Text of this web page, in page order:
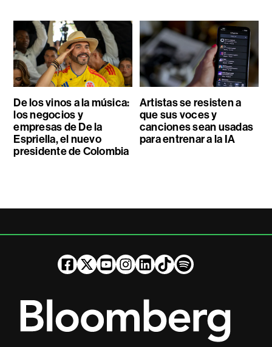
De los vinos a la música:
los negocios y
empresas de De la
Espriella, el nuevo
presidente de Colombia
Artistas se resisten a
que sus voces y
canciones sean usadas
para entrenar a la IA